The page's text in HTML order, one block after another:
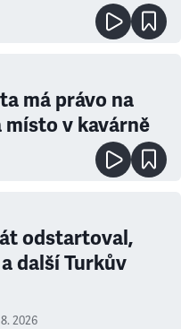
má právo na
místo v kavárně
odstartoval,
další Turkův
2026